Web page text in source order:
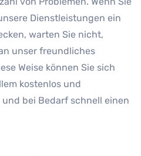
Dienstleistungen ein
warten Sie nicht,
unser freundliches
Weise können Sie sich
kostenlos und
bei Bedarf schnell einen